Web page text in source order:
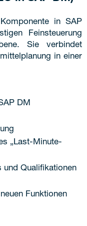
in SAP
Feinsteuerung
Sie verbindet
in einer
DM
„Last-Minute-
und Qualifikationen
Funktionen